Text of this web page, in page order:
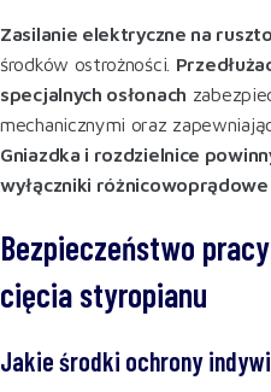
Zasilanie elektryczne na
środków ostrożności.
specjalnych osłonach
mechanicznymi oraz
Gniazdka i rozdzielnice
wyłączniki różnicowoprądowe
Bezpieczeństwo
cięcia styropianu
Jakie środki ochrony